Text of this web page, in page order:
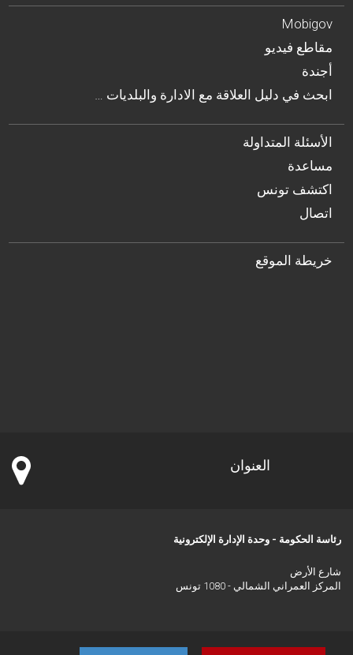
Mobigov
مقاطع فيديو
أجندة
… ابحث في دليل العلاقة مع الادارة والبلديات
الأسئلة المتداولة
مساعدة
اكتشف تونس
اتصال
خريطة الموقع
العنوان
رئاسة الحكومة - وحدة الإدارة الإلكترونية
شارع الأرض
المركز العمراني الشمالي - 1080 تونس